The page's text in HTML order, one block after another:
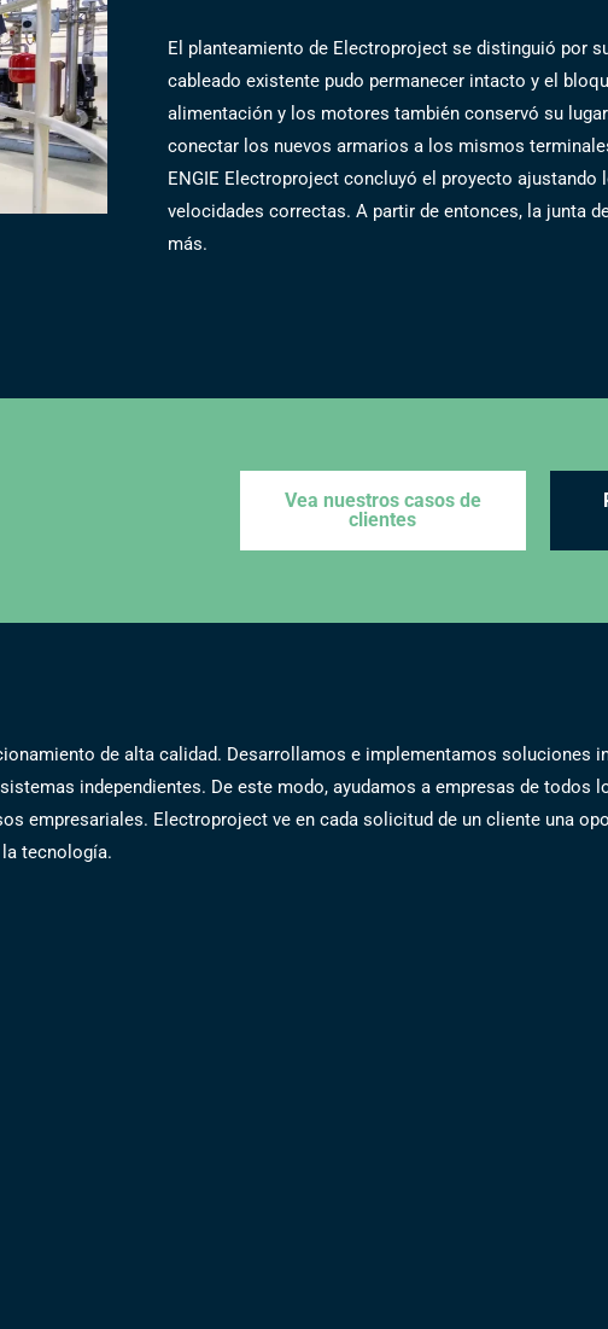
El planteamiento de Electroproject se distinguió por
cableado existente pudo permanecer intacto y el
alimentación y los motores también conservó su
conectar los nuevos armarios a los mismos
ENGIE Electroproject concluyó el proyecto ajustando
velocidades correctas. A partir de entonces, la junta
más.
Vea nuestros casos de
clientes
de alta calidad. Desarrollamos e implementamos soluciones
independientes. De este modo, ayudamos a empresas de todos
empresariales. Electroproject ve en cada solicitud de un cliente una
tecnología.